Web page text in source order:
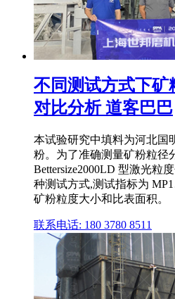
不同测试方式下矿
对比分析 道客巴巴
本试验研究中填料为河北国
粉。为了准确测量矿粉粒径
Bettersize2000LD 型激光粒
种测试方式,测试指标为
矿粉粒度大小和比表面积。
联系电话: 180 3780 8511